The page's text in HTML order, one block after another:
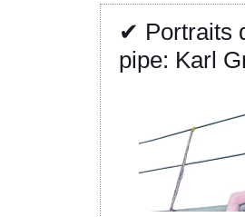
✔ Portraits
pipe: Karl